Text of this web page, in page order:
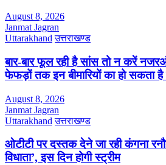
August 8, 2026
Janmat Jagran
Uttarakhand उत्तराखण्ड
बार-बार फूल रही है सांस तो न करें
फेफड़ों तक इन बीमारियों का हो सकता
August 8, 2026
Janmat Jagran
Uttarakhand उत्तराखण्ड
ओटीटी पर दस्तक देने जा रही कंगना
विधाता’, इस दिन होगी स्ट्रीम